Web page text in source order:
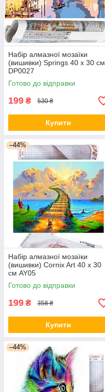
Набір алмазної мозаїки
(вишивки) Springs 40 x 30 см
DP0027
Готово до відправки
199 ₴ 530 ₴
Купити
–44%
Набір алмазної мозаїки
(вишивки) Cornix Art 40 x 30
см AY05
Готово до відправки
199 ₴ 358 ₴
Купити
–44%